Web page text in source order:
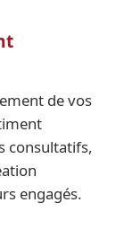
de vos
consultatifs,
engagés.